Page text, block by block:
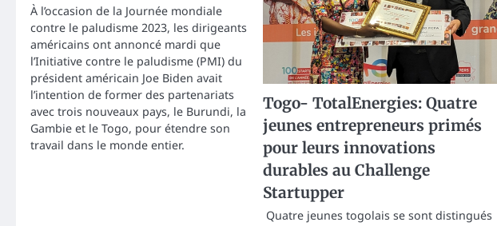
À l’occasion de la Journée mondiale
contre le paludisme 2023, les dirigeants
américains ont annoncé mardi que
l’Initiative contre le paludisme (PMI) du
président américain Joe Biden avait
l’intention de former des partenariats
avec trois nouveaux pays, le Burundi, la
Gambie et le Togo, pour étendre son
travail dans le monde entier.
Togo- TotalEnergies: Quatre
jeunes entrepreneurs primés
pour leurs innovations
durables au Challenge
Startupper
Quatre jeunes togolais se sont distingués